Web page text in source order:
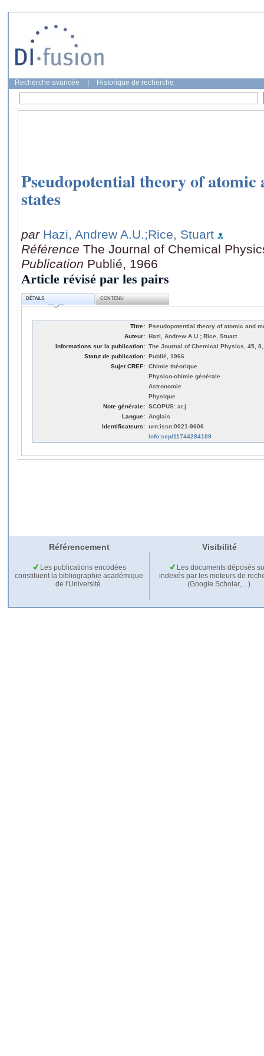
Recherche avancée Historique de recherche
Pseudopotential theory of
states
par Hazi, Andrew A.U.;Rice, Stuart
Référence The Journal of Chemical
Publication Publié, 1966
Article révisé par les pairs
DÉTAILS CONTENU
Titre: Pseudopotential theory of atomic and
Auteur: Hazi, Andrew A.U.; Rice, Stuart
Informations sur la publication: The Journal of Chemical Physics, 45, 8,
Statut de publication: Publié, 1966
Sujet CREF: Chimie théorique
Physico-chimie générale
Astronomie
Physique
Note générale: SCOPUS: ar.j
Langue: Anglais
Identificateurs: urn:issn:0021-9606
info:scp/11744284109
Référencement Visibilité
Les publications encodées
constituent la bibliographie académique
de l'Université.
Les documents déposés
indexés par les moteurs de
(Google Scholar,…).